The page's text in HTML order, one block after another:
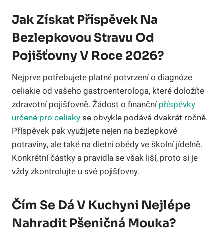
Jak Získat Příspěvek Na
Bezlepkovou Stravu Od
Pojišťovny V Roce 2026?
Nejprve potřebujete platné potvrzení o diagnóze
celiakie od vašeho gastroenterologa, které doložíte
zdravotní pojišťovně. Žádost o finančnípříspěvky
určené pro celiakyse obvykle podává dvakrát ročně.
Příspěvek pak využijete nejen na bezlepkové
potraviny, ale také na dietní obědy ve školní jídelně.
Konkrétní částky a pravidla se však liší, proto si je
vždy zkontrolujte u své pojišťovny.
Čím Se Dá V Kuchyni Nejlépe
Nahradit Pšeničná Mouka?